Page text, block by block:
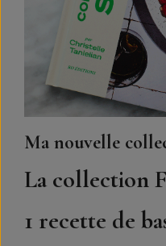
Ma nouvelle
La collection
1 recette de